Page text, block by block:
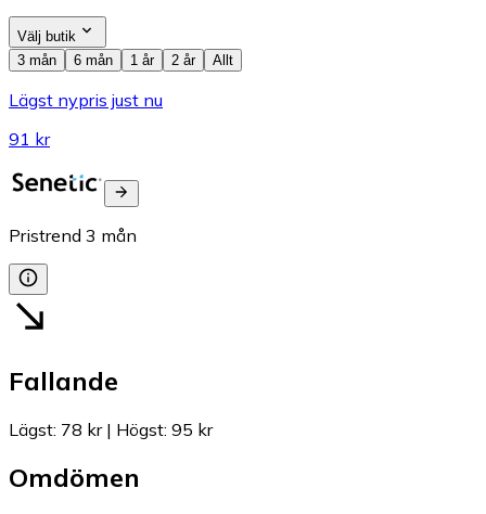
Välj butik
3 mån
6 mån 1 år 2 år Allt
Lägst nypris just nu
91 kr
Pristrend 3 mån
Fallande
Lägst: 78 kr| Högst: 95 kr
Omdömen